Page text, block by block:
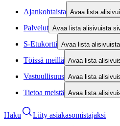
Ajankohtaista Avaa lista
Palvelut Avaa lista alisivuista
S-Etukortti Avaa lista
Töissä meillä Avaa lista
Vastuullisuus Avaa lista
Tietoa meistä Avaa lista
Haku Liity asiakasomistajaksi